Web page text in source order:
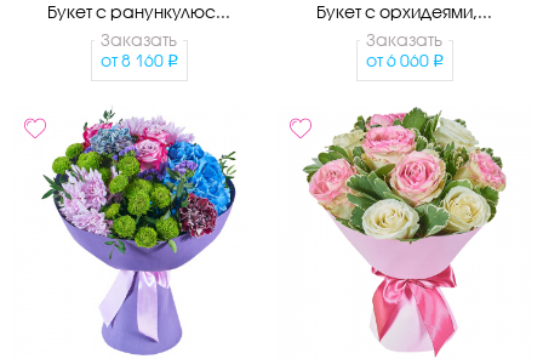
Букет с ранункулюс...
Заказать
от 8 160
Букет с орхидеями,...
Заказать
от 6 060